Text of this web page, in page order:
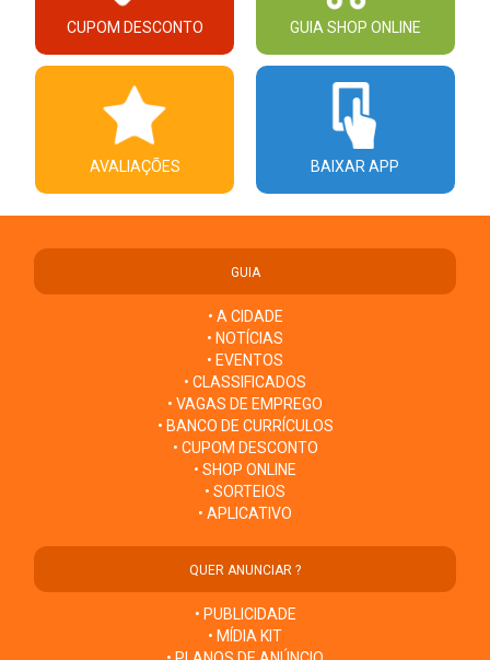
CUPOM DESCONTO GUIA SHOP ONLINE
AVALIAÇÕES BAIXAR APP
GUIA
• A CIDADE
• NOTÍCIAS
• EVENTOS
• CLASSIFICADOS
• VAGAS DE EMPREGO
• BANCO DE CURRÍCULOS
• CUPOM DESCONTO
• SHOP ONLINE
• SORTEIOS
• APLICATIVO
QUER ANUNCIAR ?
• PUBLICIDADE
• MÍDIA KIT